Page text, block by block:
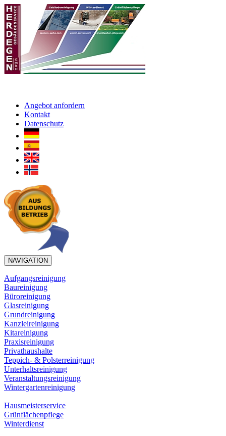
Angebot anfordern
Kontakt
Datenschutz
NAVIGATION
Aufgangsreinigung
Baureinigung
Büroreinigung
Glasreinigung
Grundreinigung
Kanzleireinigung
Kitareinigung
Praxisreinigung
Privathaushalte
Teppich- & Polsterreinigung
Unterhaltsreinigung
Veranstaltungsreinigung
Wintergartenreinigung
Hausmeisterservice
Grünflächenpflege
Winterdienst